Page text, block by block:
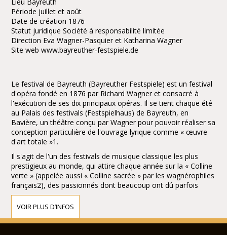
Lieu Bayreuth
Période juillet et août
Date de création 1876
Statut juridique Société à responsabilité limitée
Direction Eva Wagner-Pasquier et Katharina Wagner
Site web www.bayreuther-festspiele.de
Le festival de Bayreuth (Bayreuther Festspiele) est un festival
d'opéra fondé en 1876 par Richard Wagner et consacré à
l'exécution de ses dix principaux opéras. Il se tient chaque été
au Palais des festivals (Festspielhaus) de Bayreuth, en
Bavière, un théâtre conçu par Wagner pour pouvoir réaliser sa
conception particulière de l'ouvrage lyrique comme « œuvre
d'art totale »1.
Il s'agit de l'un des festivals de musique classique les plus
prestigieux au monde, qui attire chaque année sur la « Colline
verte » (appelée aussi « Colline sacrée » par les wagnérophiles
français2), des passionnés dont beaucoup ont dû parfois
attendre jusqu'à onze années pour obtenir des places, la
demande étant plus de dix fois supérieure à l'offre. Ce succès,
répertoire que dix opéras inlassablement remis sur le métier,
VOIR PLUS D’INFOS